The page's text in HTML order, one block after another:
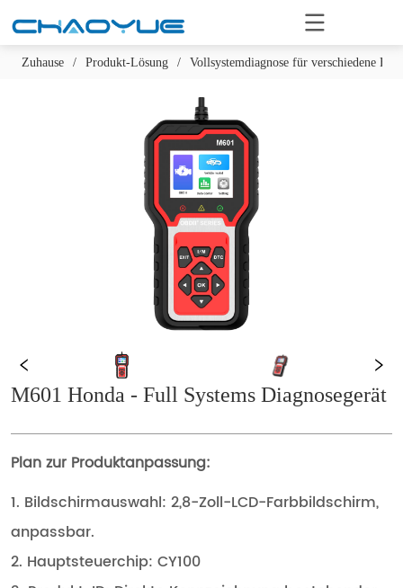
Zuhause / Produkt-Lösung / Vollsystemdiagnose für verschiedene
M601 Honda - Full Systems Diagnosegerät